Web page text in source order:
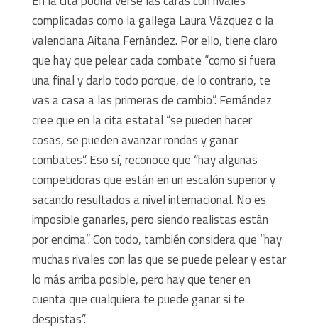
complicadas como la gallega Laura Vázquez o la
valenciana Aitana Fernández. Por ello, tiene claro
que hay que pelear cada combate “como si fuera
una final y darlo todo porque, de lo contrario, te
vas a casa a las primeras de cambio”. Fernández
cree que en la cita estatal “se pueden hacer
cosas, se pueden avanzar rondas y ganar
combates”. Eso sí, reconoce que “hay algunas
competidoras que están en un escalón superior y
sacando resultados a nivel internacional. No es
imposible ganarles, pero siendo realistas están
por encima”. Con todo, también considera que “hay
muchas rivales con las que se puede pelear y estar
lo más arriba posible, pero hay que tener en
cuenta que cualquiera te puede ganar si te
despistas”.